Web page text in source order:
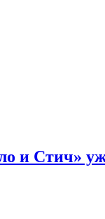
и Стич»